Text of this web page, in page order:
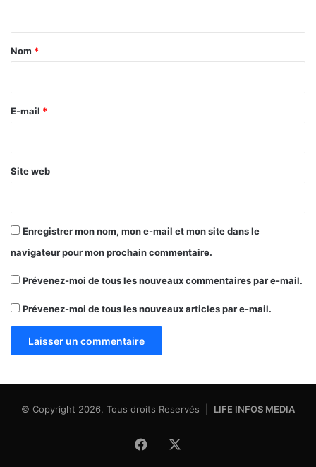
a
e
Nom *
E-mail *
Site web
Enregistrer mon nom, mon e-mail et mon site dans le
navigateur pour mon prochain commentaire.
Prévenez-moi de tous les nouveaux commentaires par e-mail.
Prévenez-moi de tous les nouveaux articles par e-mail.
© Copyright 2026, Tous droits Reservés | LIFE INFOS MEDIA
Facebook